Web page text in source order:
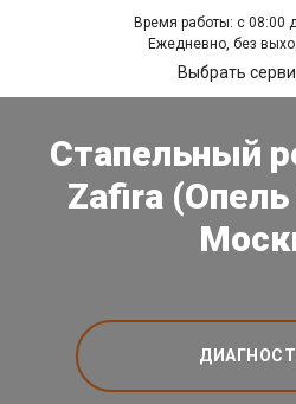
Время работы: с 08:00
Ежедневно, без
Выбрать
Стапельный
Zafira